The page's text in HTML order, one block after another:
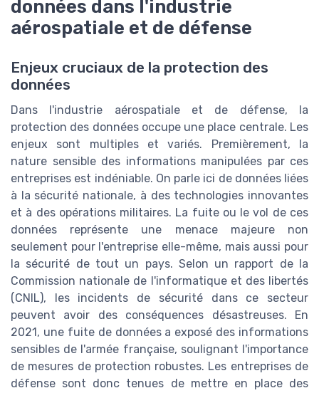
données dans l'industrie
aérospatiale et de défense
Enjeux cruciaux de la protection des
données
Dans l'industrie aérospatiale et de défense, la
protection des données occupe une place centrale. Les
enjeux sont multiples et variés. Premièrement, la
nature sensible des informations manipulées par ces
entreprises est indéniable. On parle ici de données liées
à la sécurité nationale, à des technologies innovantes
et à des opérations militaires. La fuite ou le vol de ces
données représente une menace majeure non
seulement pour l'entreprise elle-même, mais aussi pour
la sécurité de tout un pays. Selon un rapport de la
Commission nationale de l'informatique et des libertés
(CNIL), les incidents de sécurité dans ce secteur
peuvent avoir des conséquences désastreuses. En
2021, une fuite de données a exposé des informations
sensibles de l'armée française, soulignant l'importance
de mesures de protection robustes. Les entreprises de
défense sont donc tenues de mettre en place des